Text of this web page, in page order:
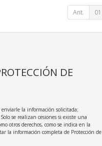
Ant. 01
DE
la información solicitada;
se realizan cesiones si existe una
otros derechos, como se indica en la
la información completa de Protección de